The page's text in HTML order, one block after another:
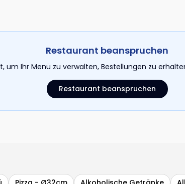
Restaurant beanspruchen
um Ihr Menü zu verwalten, Bestellungen zu
Restaurant beanspruchen